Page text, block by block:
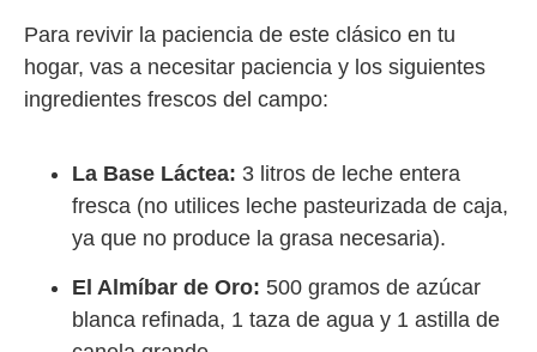
Para revivir la paciencia de este clásico en tu
hogar, vas a necesitar paciencia y los siguientes
ingredientes frescos del campo:
La Base Láctea: 3 litros de leche entera
fresca (no utilices leche pasteurizada de caja,
ya que no produce la grasa necesaria).
El Almíbar de Oro: 500 gramos de azúcar
blanca refinada, 1 taza de agua y 1 astilla de